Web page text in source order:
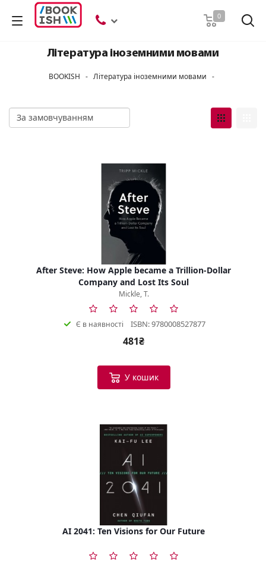
0
Література іноземними мовами
BOOKISH - Література іноземними мовами -
After Steve: How Apple became a Trillion-Dollar
Company and Lost Its Soul
Mickle, T.
Є в наявності ISBN: 9780008527877
481₴
У кошик
AI 2041: Ten Visions for Our Future